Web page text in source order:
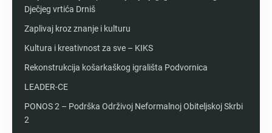
Dječjeg vrtića Drniš
Zaplivaj kroz znanje i kulturu
Kultura i kreativnost za sve – KIKS
Rekonstrukcija košarkaškog igrališta Podvornica
LEADER-CE
PONOS 2 – Podrška Održivoj Neformalnoj Obiteljskoj Skrbi
2